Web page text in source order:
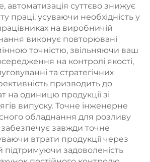
автоматизація суттєво знижує
праці, усуваючи необхідність у
на виробничій
виконує повторювані
точністю, звільняючи ваш
на контролі якості,
та стратегічних
призводить до
на одиницю продукції зі
випуску. Точне інженерне
обладнання для розливу
завжди точне
втрати продукції через
задоволеність